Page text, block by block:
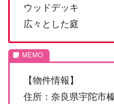
ウッドデッキ
広々とした庭
【物件情報】
住所：奈良県宇陀市